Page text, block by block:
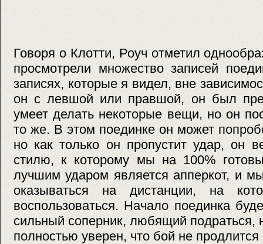
Говоря о Клотти, Роуч отметил
просмотрели множество записей
записях, которые я видел, вне
он с левшой или правшой, он был
умеет делать некоторые вещи, но он
то же. В этом поединке он может
но как только он пропустит удар, он
стилю, к которому мы на 100%
лучшим ударом является апперкот, и
оказываться на дистанции, на
воспользоваться. Начало поединка
сильный соперник, любящий подраться,
полностью уверен, что бой не